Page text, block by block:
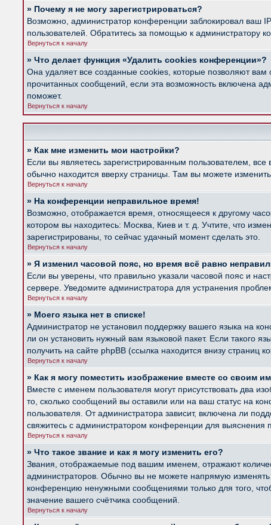
» Почему я не могу зарегистрироваться?
Возможно, администратор конференции заблокировал ваш
пользователей. Обратитесь за помощью к администратору
Вернуться к началу
» Что делает функция «Удалить cookies конференции»?
Она удаляет все созданные cookies, которые позволяют
прочитанных сообщений, если эта возможность включена
поможет.
Вернуться к началу
» Как мне изменить мои настройки?
Если вы являетесь зарегистрированным пользователем,
обычно находится вверху страницы. Там вы можете изменить
Вернуться к началу
» На конференции неправильное время!
Возможно, отображается время, относящееся к другому
котором вы находитесь: Москва, Киев и т. д. Учтите, что
зарегистрированы, то сейчас удачный момент сделать это.
Вернуться к началу
» Я изменил часовой пояс, но время всё равно
Если вы уверены, что правильно указали часовой пояс и
сервере. Уведомите администратора для устранения
Вернуться к началу
» Моего языка нет в списке!
Администратор не установил поддержку вашего языка на
ли он установить нужный вам языковой пакет. Если такого
получить на сайте phpBB (ссылка находится внизу страниц
Вернуться к началу
» Как я могу поместить изображение вместе со своим
Вместе с именем пользователя могут присутствовать два
то, сколько сообщений вы оставили или на ваш статус на
пользователя. От администратора зависит, включена ли
свяжитесь с администратором конференции для выяснения
Вернуться к началу
» Что такое звание и как я могу изменить его?
Звания, отображаемые под вашим именем, отражают
администраторов. Обычно вы не можете напрямую
конференцию ненужными сообщениями только для того,
значение вашего счётчика сообщений.
Вернуться к началу